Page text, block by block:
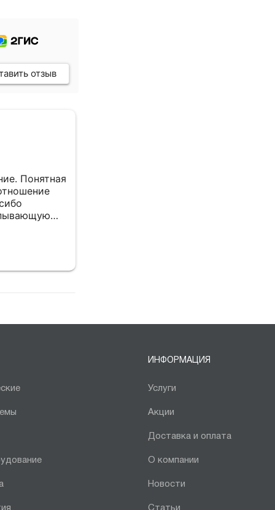
отзыв
Понятная
ИНФОРМАЦИЯ
Услуги
Акции
Доставка и оплата
О компании
Новости
Статьи